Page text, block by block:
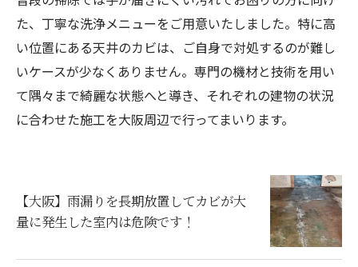
た、丁寧な洗浄メニューをご用意いたしました。特に高
い位置にある天井のカビは、ご自身で対処するのが難し
いケースが少なくありません。専門の機材と技術を用い
て隅々まで綺麗な状態へと導き、それぞれの建物の状況
に合わせた施工を大阪周辺で行ってまいります。
【大阪】雨漏りを長期放置してカビが大
量に発生した室内は危険です！